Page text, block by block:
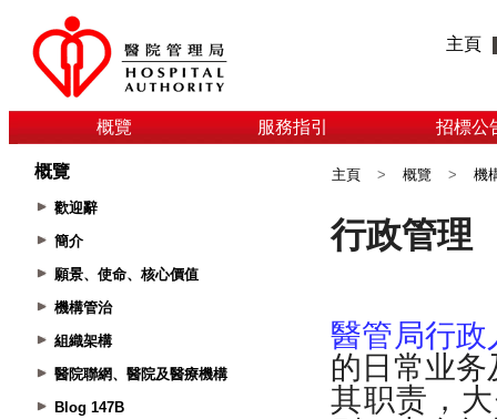
主頁
概覽 服務指引 招標公
概覽
歡迎辭
簡介
願景、使命、核心價值
機構管治
組織架構
醫院聯網、醫院及醫療機構
Blog 147B
主頁 > 概覽 > 機